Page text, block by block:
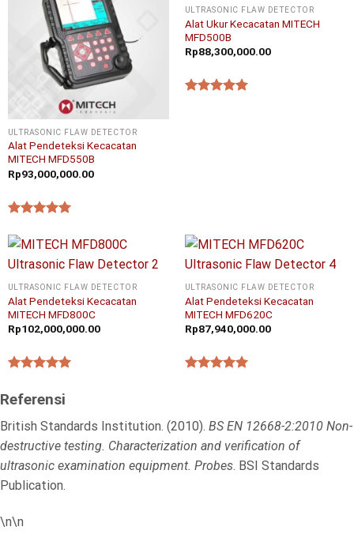
ULTRASONIC FLAW DETECTOR
Alat Pendeteksi Kecacatan
MITECH MFD550B
Rp93,000,000.00
ULTRASONIC FLAW DETECTOR
Alat Ukur Kecacatan MITECH
MFD500B
Rp88,300,000.00
ULTRASONIC FLAW DETECTOR
Alat Pendeteksi Kecacatan
MITECH MFD800C
Rp102,000,000.00
ULTRASONIC FLAW DETECTOR
Alat Pendeteksi Kecacatan
MITECH MFD620C
Rp87,940,000.00
Referensi
British Standards Institution. (2010). BS EN 12668-2:2010 Non-
destructive testing. Characterization and verification of
ultrasonic examination equipment. Probes. BSI Standards
Publication.
\n\n